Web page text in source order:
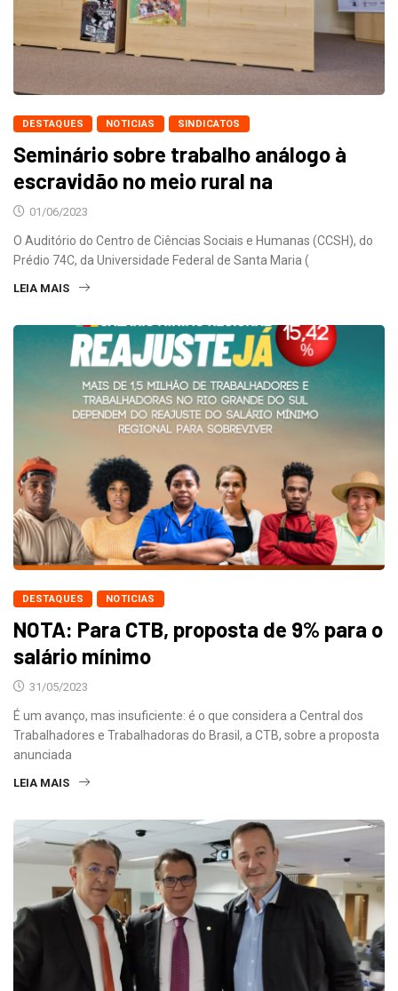
DESTAQUES NOTICIAS SINDICATOS
Seminário sobre trabalho análogo à
escravidão no meio rural na
01/06/2023
O Auditório do Centro de Ciências Sociais e Humanas (CCSH), do
Prédio 74C, da Universidade Federal de Santa Maria (
LEIA MAIS
DESTAQUES NOTICIAS
NOTA: Para CTB, proposta de 9% para o
salário mínimo
31/05/2023
É um avanço, mas insuficiente: é o que considera a Central dos
Trabalhadores e Trabalhadoras do Brasil, a CTB, sobre a proposta
anunciada
LEIA MAIS